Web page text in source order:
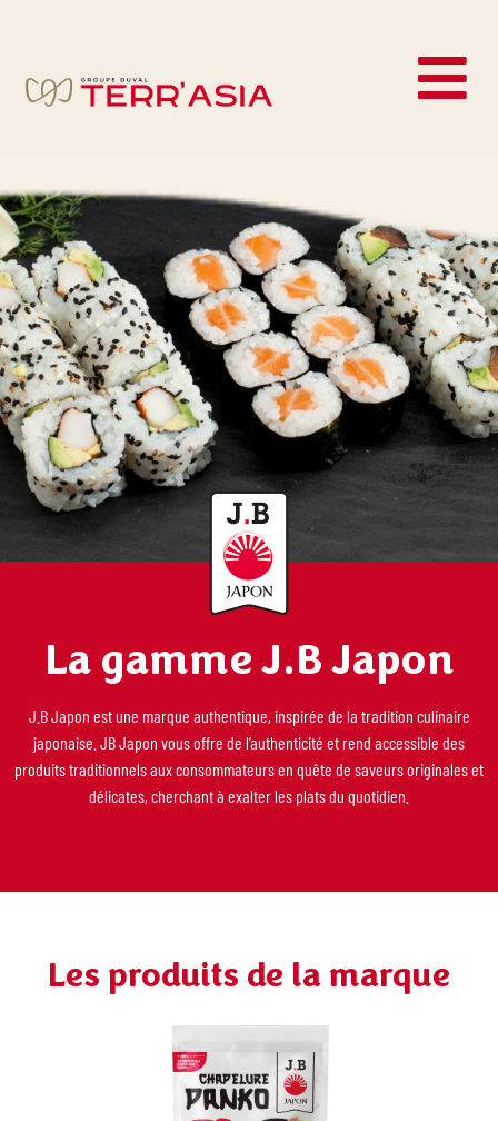
La gamme J.B Japon
J.B Japon est une marque authentique, inspirée de la tradition culinaire
japonaise. JB Japon vous offre de l’authenticité et rend accessible des
produits traditionnels aux consommateurs en quête de saveurs originales et
délicates, cherchant à exalter les plats du quotidien.
Les produits de la marque